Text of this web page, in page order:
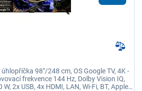
úhlopříčka 98"/248 cm, OS Google TV, 4K -
frekvence 144 Hz, Dolby Vision IQ,
2x USB, 4x HDMI, LAN, Wi-Fi, BT, Apple